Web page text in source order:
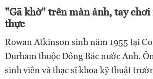
"Gã khờ" trên màn ảnh, tay chơi
thực
Rowan Atkinson sinh năm 1955 tại
Durham thuộc Đông Bắc nước Anh.
sinh viên và thạc sĩ khoa kỹ thuật